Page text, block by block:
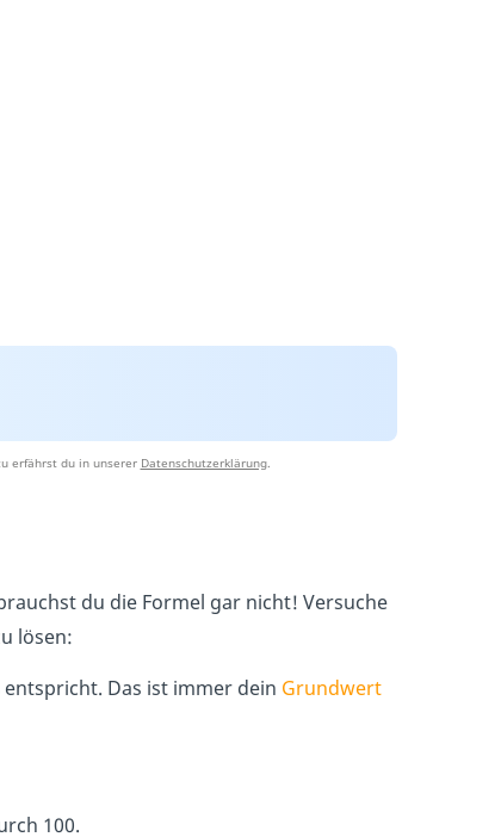
erfährst du in unserer Datenschutzerklärung.
du die Formel gar nicht! Versuche
lösen:
Das ist immer dein Grundwert
durch 100.